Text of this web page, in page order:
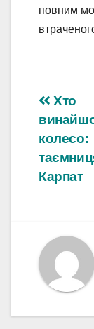
повним
Хто
колесо:
Карпат